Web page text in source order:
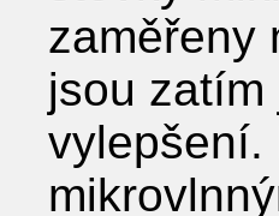
zaměřeny
jsou
vylepšení.